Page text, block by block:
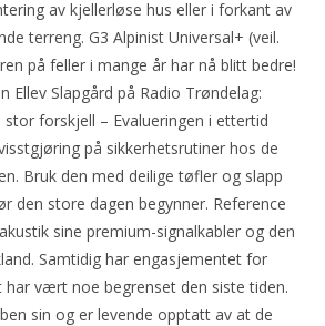
av kjellerløse hus eller i forkant av
terreng. G3 Alpinist Universal+ (veil.
på feller i mange år har nå blitt bedre!
Ellev Slapgård på Radio Trøndelag:
stor forskjell – Evalueringen i ettertid
på sikkerhetsrutiner hos de
Bruk den med deilige tøfler og slapp
den store dagen begynner. Reference
sine premium-signalkabler og den
Samtidig har engasjementet for
har vært noe begrenset den siste tiden.
sin og er levende opptatt av at de